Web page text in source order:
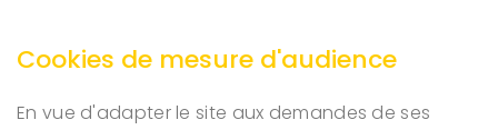
Cookies de mesure d'audience
En vue d'adapter le site aux demandes de ses